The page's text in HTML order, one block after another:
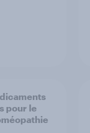
pour le